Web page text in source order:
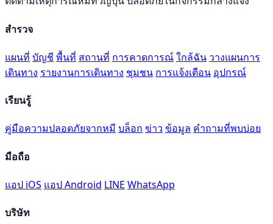
สำรวจ
แผนที่ บัญชี พื้นที่ สถานที่ การคาดการณ์ใกล้ฉัน วางแผนการ
เดินทาง รายงานการเดินทาง ชุมชน การแจ้งเตือน อุปกรณ์
เรียนรู้
คู่มือความปลอดภัยจากหมี บล็อก ข่าว ข้อมูล คำถามที่พบบ่อย
มือถือ
แอป iOS แอป Android LINE WhatsApp
บริษัท